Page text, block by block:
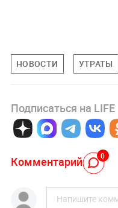
НОВОСТИ УТРАТЫ
Подписаться на LIFE
Комментарий 0